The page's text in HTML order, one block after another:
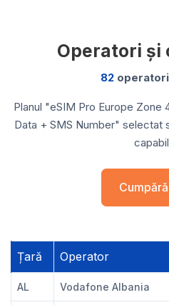
Operatori și
82
Planul "eSIM Pro Europe Zone
Data + SMS Number" selectat
Țară Operator
AL Vodafone Albania